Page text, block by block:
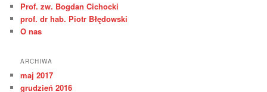
Prof. zw. Bogdan Cichocki
prof. dr hab. Piotr Błędowski
O nas
ARCHIWA
maj 2017
grudzień 2016